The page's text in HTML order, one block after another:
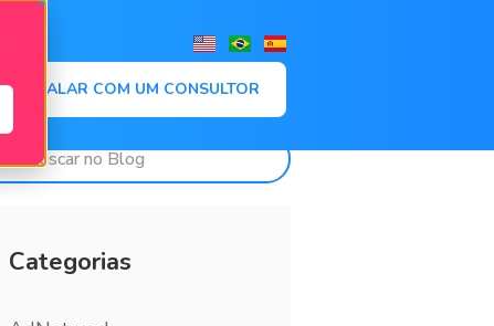
FALAR COM UM CONSULTOR
Categorias